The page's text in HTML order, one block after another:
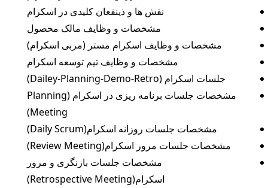
نقش ها و ذینفعان کلیدی در اسکرام
مشخصات و وظایف مالک محصول
مشخصات و وظایف اسکرام مستر (مربی اسکرام)
مشخصات و وظایف تیم توسعه اسکرام
جلسات اسکرام (Dailey-Planning-Demo-Retro)
مشخصات جلسات برنامه ریزی در اسکرام (Planning
Meeting)
مشخصات جلسات روزانه اسکرام(Daily Scrum)
مشخصات جلسات مرور اسکرام(Review Meeting)
مشخصات جلسات بازنگری و مرور
اسکرام(Retrospective Meeting)